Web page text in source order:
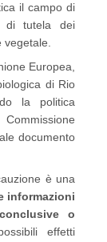
il campo di
di tutela dei
Europea,
di Rio
la politica
documento
è una
informazioni
o
effetti